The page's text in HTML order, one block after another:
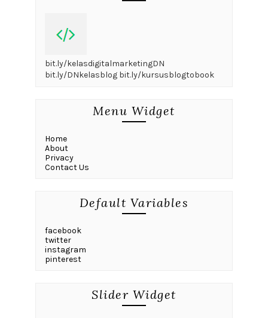
bit.ly/kelasdigitalmarketingDN
bit.ly/DNkelasblog bit.ly/kursusblogtobook
Menu Widget
Home
About
Privacy
Contact Us
Default Variables
facebook
twitter
instagram
pinterest
Slider Widget